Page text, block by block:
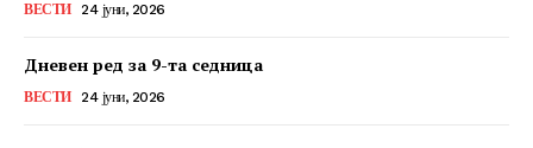
ВЕСТИ 24 јуни, 2026
Дневен ред за 9-та седница
ВЕСТИ 24 јуни, 2026